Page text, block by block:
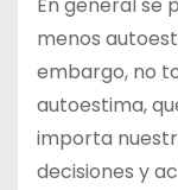
menos
embargo, no
autoestima,
importa
decisiones y